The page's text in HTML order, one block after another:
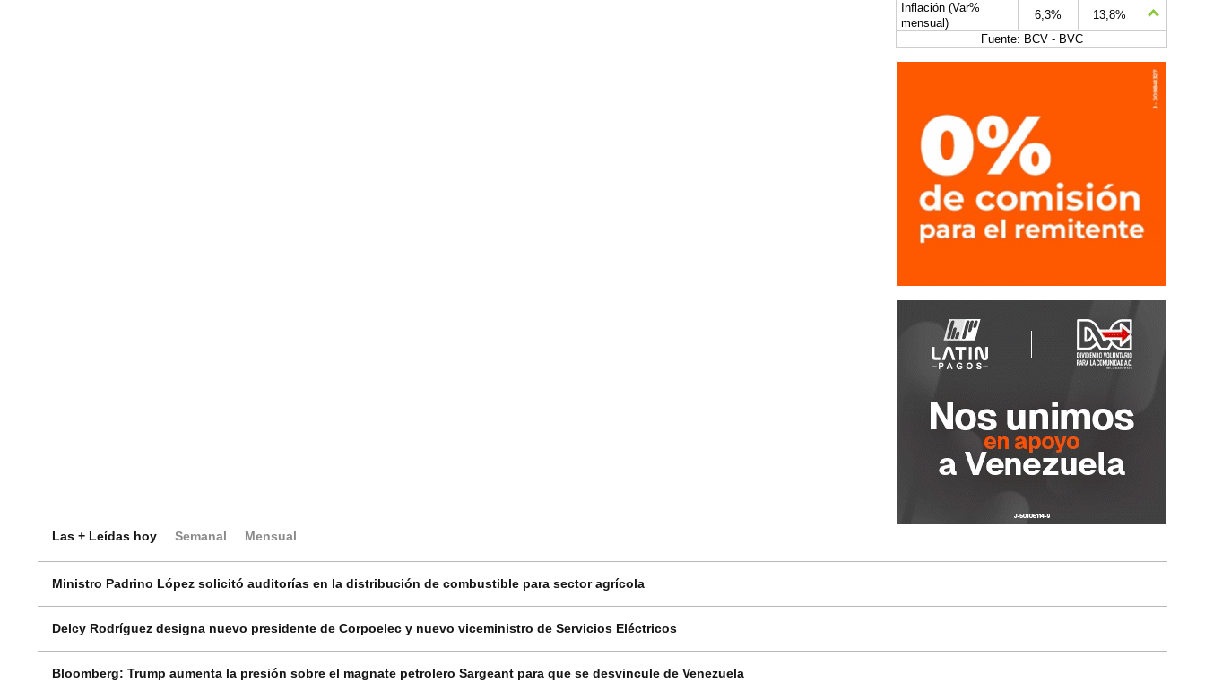
Inflación (Var%
mensual)
6,3%
13,8%
Fuente: BCV - BVC
Las + Leídas hoy Semanal Mensual
Ministro Padrino López solicitó auditorías en la distribución de combustible para sector agrícola
Delcy Rodríguez designa nuevo presidente de Corpoelec y nuevo viceministro de Servicios Eléctricos
Bloomberg: Trump aumenta la presión sobre el magnate petrolero Sargeant para que se desvincule de Venezuela